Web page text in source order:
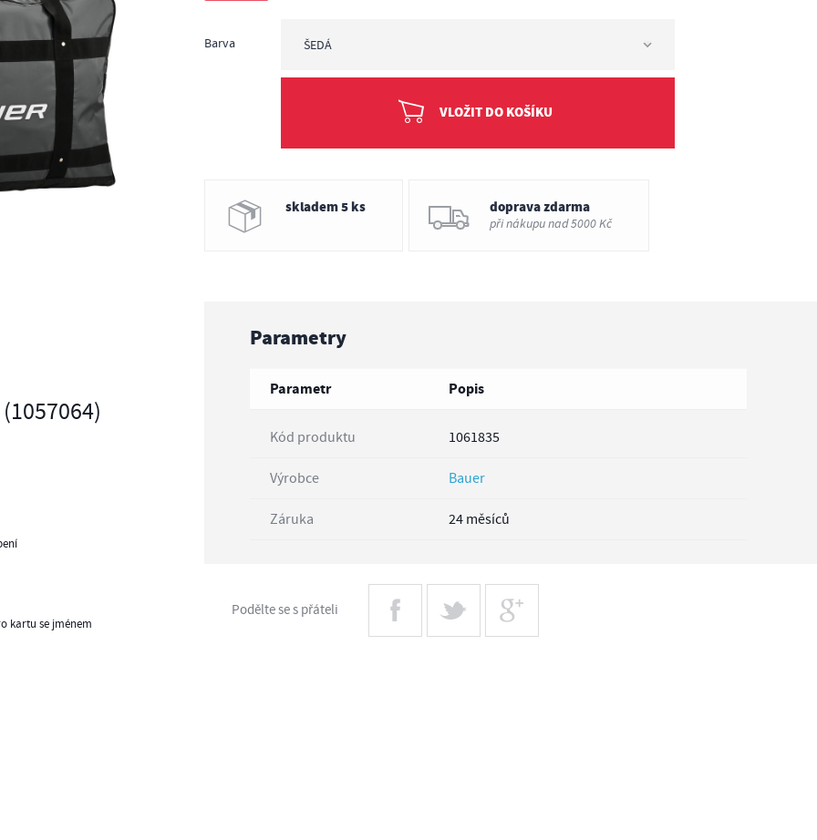
Barva ŠEDÁ
VLOŽIT DO KOŠÍKU
skladem 5 ks doprava zdarma
při nákupu nad 5000 Kč
kartu se jménem
Parametry
Parametr Popis
Kód produktu 1061835
Výrobce Bauer
Záruka 24 měsíců
Podělte se s přáteli